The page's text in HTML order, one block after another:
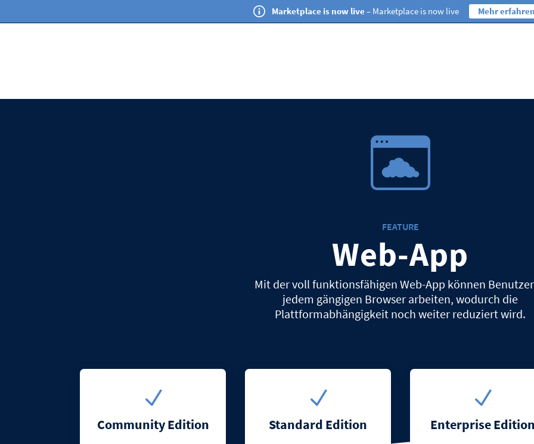
Marketplace is now live– Marketplace is now live Mehr
FEATURE
Web-App
Mit der voll funktionsfähigen Web-App können
jedem gängigen Browser arbeiten, wodurch die
Plattformabhängigkeit noch weiter reduziert wird.
N
Community Edition
N
Standard Edition
N
Enterprise